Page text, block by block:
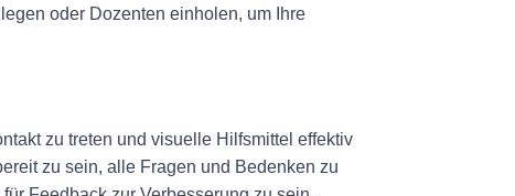
oder Dozenten einholen, um Ihre
zu treten und visuelle Hilfsmittel effektiv
zu sein, alle Fragen und Bedenken zu